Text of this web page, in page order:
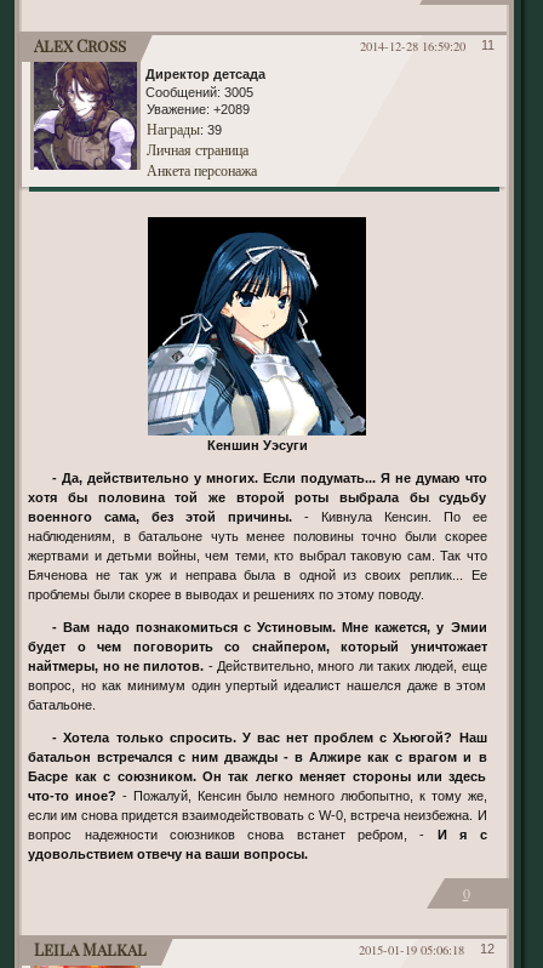
11
2014-12-28 16:59:20
Alex Cross
Директор детсада
Сообщений: 3005
Уважение: +2089
Награды: 39
Личная страница
Анкета персонажа
Кеншин Уэсуги
- Да, действительно у многих. Если подумать... Я не думаю что
хотя бы половина той же второй роты выбрала бы судьбу
военного сама, без этой причины.- Кивнула Кенсин. По ее
наблюдениям, в батальоне чуть менее половины точно были скорее
жертвами и детьми войны, чем теми, кто выбрал таковую сам. Так что
Бяченова не так уж и неправа была в одной из своих реплик... Ее
проблемы были скорее в выводах и решениях по этому поводу.
- Вам надо познакомиться с Устиновым. Мне кажется, у Эмии
будет о чем поговорить со снайпером, который уничтожает
найтмеры, но не пилотов. - Действительно, много ли таких людей, еще
вопрос, но как минимум один упертый идеалист нашелся даже в этом
батальоне.
- Хотела только спросить. У вас нет проблем с Хьюгой? Наш
батальон встречался с ним дважды - в Алжире как с врагом и в
Басре как с союзником. Он так легко меняет стороны или здесь
что-то иное? - Пожалуй, Кенсин было немного любопытно, к тому же,
если им снова придется взаимодействовать с W-0, встреча неизбежна. И
вопрос надежности союзников снова встанет ребром, -
И я с
удовольствием отвечу на ваши вопросы.
0
12
2015-01-19 05:06:18
Leila Malkal